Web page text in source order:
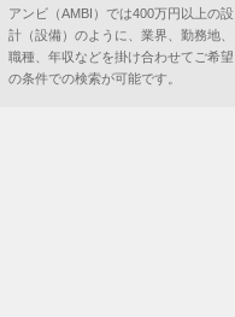
アンビ（AMBI）では400万円以上の設
計（設備）のように、業界、勤務地、
職種、年収などを掛け合わせてご希望
の条件での検索が可能です。